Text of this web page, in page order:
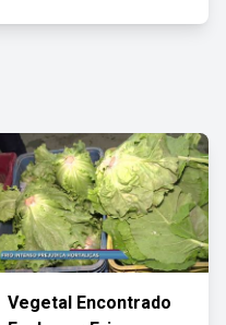
Vegetal Encontrado